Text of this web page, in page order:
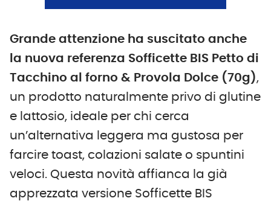
Grande attenzione ha suscitato anche
la nuova referenza Sofficette BIS Petto di
Tacchino al forno & Provola Dolce (70g),
un prodotto naturalmente privo di glutine
e lattosio, ideale per chi cerca
un’alternativa leggera ma gustosa per
farcire toast, colazioni salate o spuntini
veloci. Questa novità affianca la già
apprezzata versione Sofficette BIS